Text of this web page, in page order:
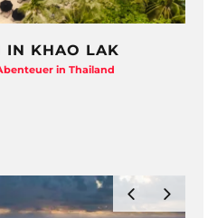
IN KHAO LAK
in Thailand